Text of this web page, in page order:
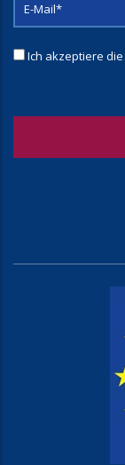
Ich akzeptiere